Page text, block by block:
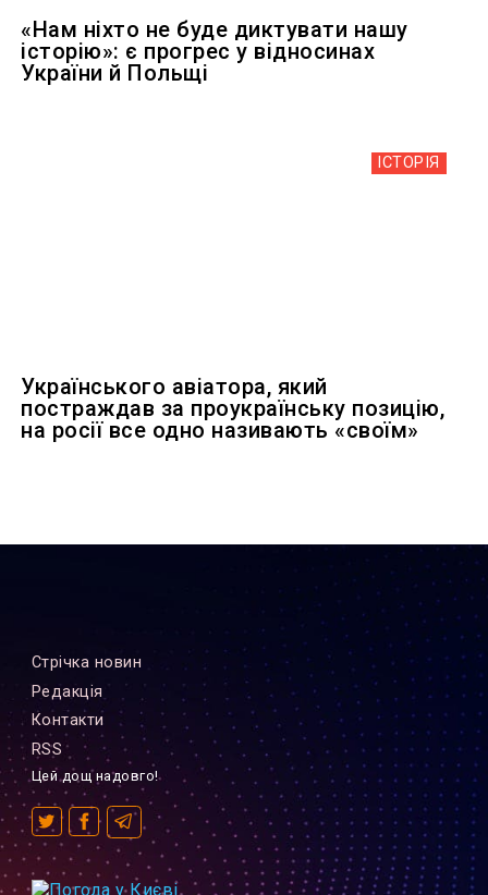
«Нам ніхто не буде диктувати нашу
історію»: є прогрес у відносинах
України й Польщі
ІСТОРІЯ
Українського авіатора, який
постраждав за проукраїнську позицію,
на росії все одно називають «своїм»
Стрiчка новин
Редакцiя
Контакти
RSS
Цей дощ надовго!